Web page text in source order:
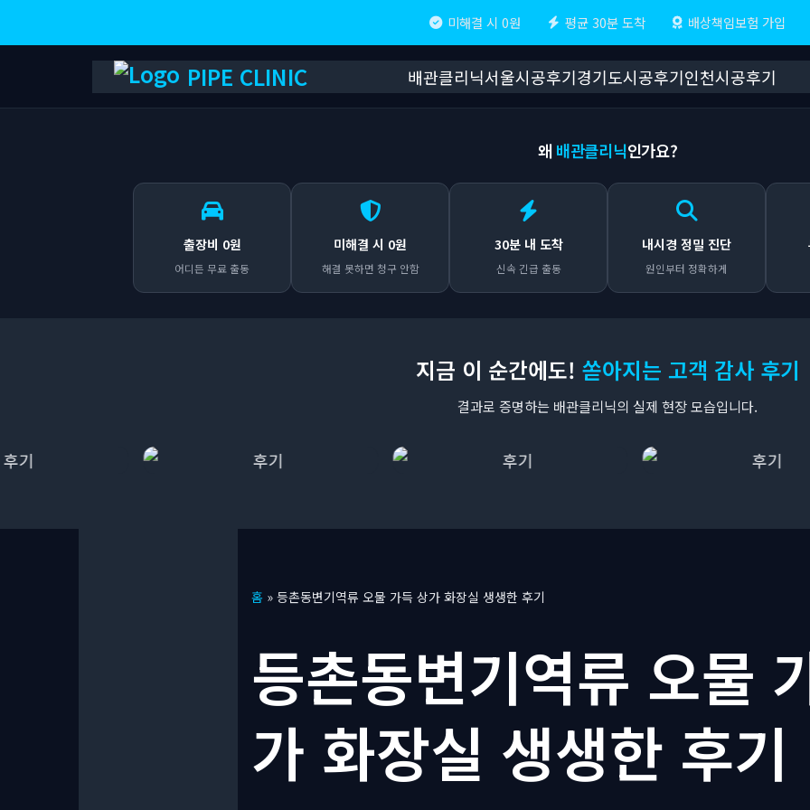
미해결 시 0원 평균 30분 도착 배상책임보험 가입
PIPE CLINIC 배관클리닉서울시공후기경기도시공후기인천시공후기
왜 배관클리닉인가요?
출장비 0원
어디든 무료 출동
미해결 시 0원
해결 못하면 청구 안함
30분 내 도착
신속 긴급 출동
내시경 정밀 진단
원인부터 정확하게
지금 이 순간에도! 쏟아지는 고객 감사 후기
결과로 증명하는 배관클리닉의 실제 현장 모습입니다.
홈 » 등촌동변기역류 오물 가득 상가 화장실 생생한 후기
등촌동변기역류 오물
가 화장실 생생한 후기